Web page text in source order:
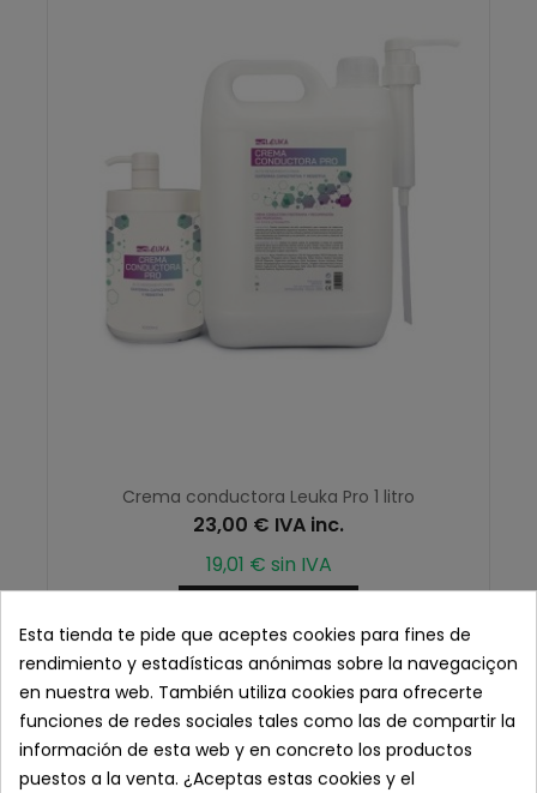
Crema conductora Leuka Pro 1 litro
23,00 € IVA inc.
19,01 € sin IVA
Esta tienda te pide que aceptes cookies para fines de
rendimiento y estadísticas anónimas sobre la navegaciçon
en nuestra web. También utiliza cookies para ofrecerte
funciones de redes sociales tales como las de compartir la
información de esta web y en concreto los productos
puestos a la venta. ¿Aceptas estas cookies y el